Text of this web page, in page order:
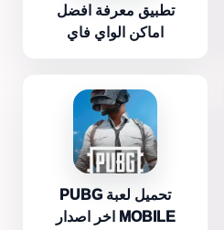
تطبيق معرفة افضل
اماكن الواي فاي
تحميل لعبة PUBG
MOBILE اخر اصدار